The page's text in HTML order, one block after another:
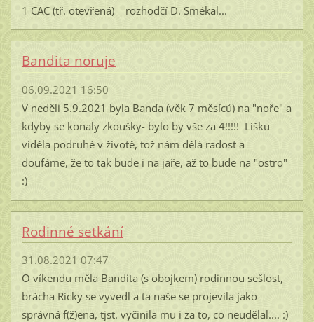
1 CAC (tř. otevřená) rozhodčí D. Smékal...
Bandita noruje
06.09.2021 16:50
V neděli 5.9.2021 byla Banďa (věk 7 měsíců) na "noře" a
kdyby se konaly zkoušky- bylo by vše za 4!!!!! Lišku
viděla podruhé v životě, tož nám dělá radost a
doufáme, že to tak bude i na jaře, až to bude na "ostro"
:)
Rodinné setkání
31.08.2021 07:47
O víkendu měla Bandita (s obojkem) rodinnou sešlost,
brácha Ricky se vyvedl a ta naše se projevila jako
správná f(ž)ena, tjst. vyčinila mu i za to, co neudělal.... :)